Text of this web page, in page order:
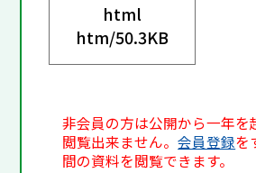
html
htm/50.3KB
非会員の方は公開から一年を
閲覧出来ません。会員登録を
間の資料を閲覧できます。